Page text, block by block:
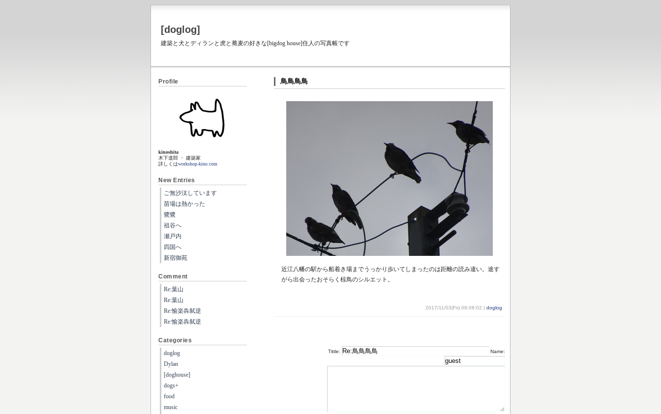
[doglog]
建築と犬とディランと虎と蕎麦の好きな[bigdog house]住人の写真帳です
鳥鳥鳥鳥
近江八幡の駅から船着き場までうっかり歩いてしまったのは距離の読み違い。途す
がら出会ったおそらく椋鳥のシルエット。
2017/11/03(Fri) 09:08:02 | doglog
Tittle: Name:
Profile
kinoshita
木下道郎 ・ 建築家
詳しくはworkshop-kino.com
New Entries
ご無沙汰しています
苗場は熱かった
鷺鷺
祖谷へ
瀬戸内
四国へ
新宿御苑
Comment
Re:葉山
Re:葉山
Re:愉楽犇弑逆
Re:愉楽犇弑逆
Categories
doglog
Dylan
[doghouse]
dogs+
food
music